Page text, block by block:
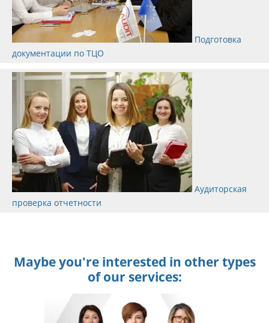
Подготовка
документации по ТЦО
Аудиторская
проверка отчетности
Maybe you're interested in other types
of our services: